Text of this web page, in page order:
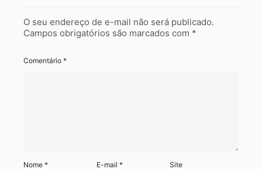
O seu endereço de e-mail não será publicado.
Campos obrigatórios são marcados com *
Comentário *
Nome * E-mail* Site